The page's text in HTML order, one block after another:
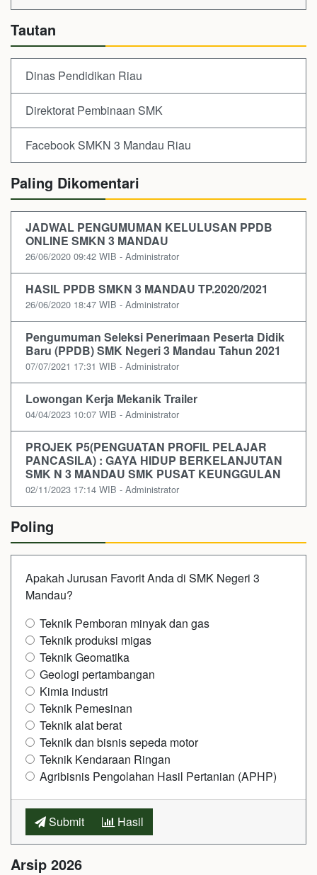
Tautan
Dinas Pendidikan Riau
Direktorat Pembinaan SMK
Facebook SMKN 3 Mandau Riau
Paling Dikomentari
JADWAL PENGUMUMAN KELULUSAN PPDB
ONLINE SMKN 3 MANDAU
26/06/2020 09:42 WIB - Administrator
HASIL PPDB SMKN 3 MANDAU TP.2020/2021
26/06/2020 18:47 WIB - Administrator
Pengumuman Seleksi Penerimaan Peserta Didik
Baru (PPDB) SMK Negeri 3 Mandau Tahun 2021
07/07/2021 17:31 WIB - Administrator
Lowongan Kerja Mekanik Trailer
04/04/2023 10:07 WIB - Administrator
PROJEK P5(PENGUATAN PROFIL PELAJAR
PANCASILA) : GAYA HIDUP BERKELANJUTAN
SMK N 3 MANDAU SMK PUSAT KEUNGGULAN
02/11/2023 17:14 WIB - Administrator
Poling
Apakah Jurusan Favorit Anda di SMK Negeri 3
Mandau?
Teknik Pemboran minyak dan gas
Teknik produksi migas
Teknik Geomatika
Geologi pertambangan
Kimia industri
Teknik Pemesinan
Teknik alat berat
Teknik dan bisnis sepeda motor
Teknik Kendaraan Ringan
Agribisnis Pengolahan Hasil Pertanian (APHP)
Submit Hasil
Arsip 2026